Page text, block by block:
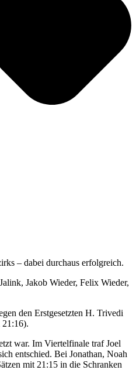
– dabei durchaus erfolgreich.
Jakob Wieder, Felix Wieder,
den Erstgesetzten H. Trivedi
21:16).
war. Im Viertelfinale traf Joel
entschied. Bei Jonathan, Noah
mit 21:15 in die Schranken